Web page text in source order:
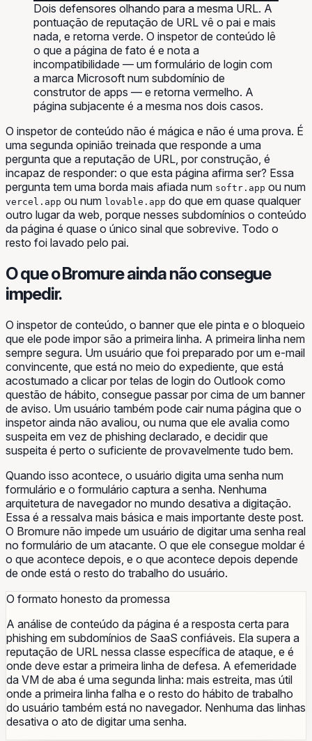
Dois defensores olhando para a mesma URL. A
pontuação de reputação de URL vê o pai e mais
nada, e retorna verde. O inspetor de conteúdo lê
o que a página de fato é e nota a
incompatibilidade — um formulário de login com
a marca Microsoft num subdomínio de
construtor de apps — e retorna vermelho. A
página subjacente é a mesma nos dois casos.
O inspetor de conteúdo não é mágica e não é uma prova. É
uma segunda opinião treinada que responde a uma
pergunta que a reputação de URL, por construção, é
incapaz de responder: o que esta página afirma ser? Essa
pergunta tem uma borda mais afiada num softr.app ou num
vercel.app ou num lovable.app do que em quase qualquer
outro lugar da web, porque nesses subdomínios o conteúdo
da página é quase o único sinal que sobrevive. Todo o
resto foi lavado pelo pai.
O que o Bromure ainda não consegue
impedir.
O inspetor de conteúdo, o banner que ele pinta e o bloqueio
que ele pode impor são a primeira linha. A primeira linha nem
sempre segura. Um usuário que foi preparado por um e-mail
convincente, que está no meio do expediente, que está
acostumado a clicar por telas de login do Outlook como
questão de hábito, consegue passar por cima de um banner
de aviso. Um usuário também pode cair numa página que o
inspetor ainda não avaliou, ou numa que ele avalia como
suspeita em vez de phishing declarado, e decidir que
suspeita é perto o suficiente de provavelmente tudo bem.
Quando isso acontece, o usuário digita uma senha num
formulário e o formulário captura a senha. Nenhuma
arquitetura de navegador no mundo desativa a digitação.
Essa é a ressalva mais básica e mais importante deste post.
O Bromure não impede um usuário de digitar uma senha real
no formulário de um atacante. O que ele consegue moldar é
o que acontece depois , e o que acontece depois depende
de onde está o resto do trabalho do usuário.
O formato honesto da promessa
A análise de conteúdo da página é a resposta certa para
phishing em subdomínios de SaaS confiáveis. Ela supera a
reputação de URL nessa classe específica de ataque, e é
onde deve estar a primeira linha de defesa. A efemeridade
da VM de aba é uma segunda linha: mais estreita, mas útil
onde a primeira linha falha e o resto do hábito de trabalho
do usuário também está no navegador. Nenhuma das linhas
desativa o ato de digitar uma senha.